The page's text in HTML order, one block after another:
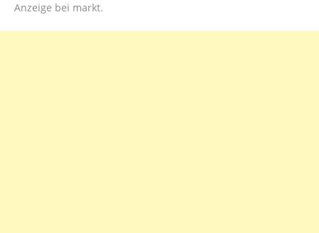
Anzeige bei markt.